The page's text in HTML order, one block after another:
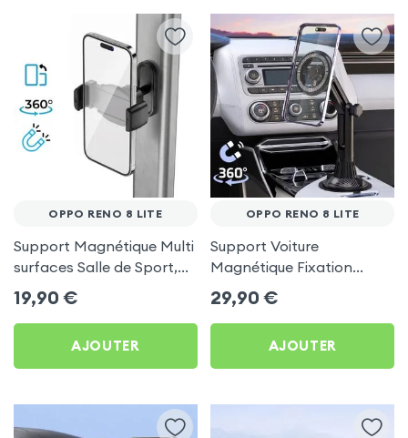
OPPO RENO 8 LITE
Support Magnétique Multi
surfaces Salle de Sport,
frigo pour Oppo Reno 8
Lite
19,90 €
AJOUTER
OPPO RENO 8 LITE
Support Voiture
Magnétique Fixation
Porte-gobelet pour Oppo
Reno 8 Lite
29,90 €
AJOUTER